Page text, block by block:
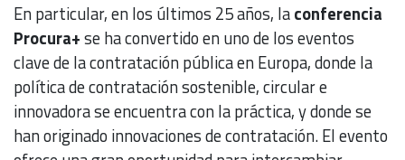
En particular, en los últimos 25 años, laconferencia
Procura+se ha convertido en uno de los eventos
clave de la contratación pública en Europa, donde la
política de contratación sostenible, circular e
innovadora se encuentra con la práctica, y donde se
han originado innovaciones de contratación. El evento